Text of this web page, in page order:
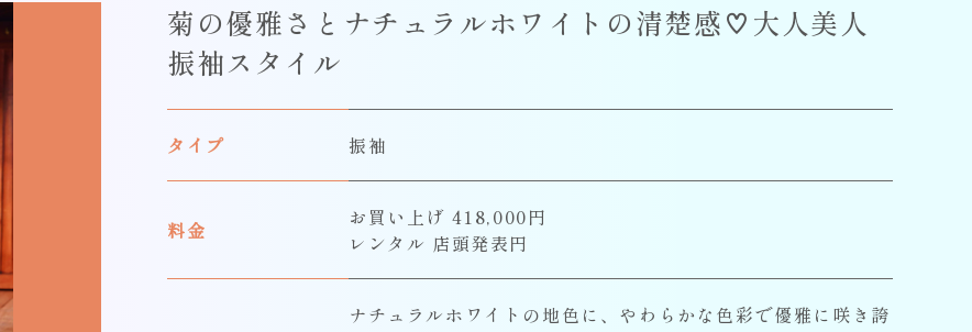
菊の優雅さとナチュラルホワイトの清楚感♡大人美人
振袖スタイル
タイプ 振袖
料金
お買い上げ 418,000円
レンタル 店頭発表円
ナチュラルホワイトの地色に、やわらかな色彩で優雅に咲き誇